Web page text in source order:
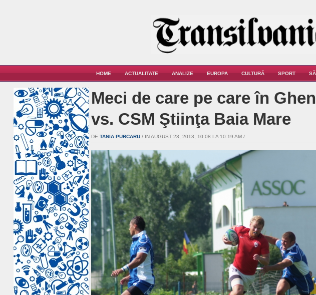
HOME ACTUALITATE ANALIZE EUROPA CULTURĂ SPORT
Meci de care pe care în
vs. CSM Ştiinţa Baia Mare
DE TANIA PURCARU / IN AUGUST 23, 2013, 10:08 LA 10:19 AM /